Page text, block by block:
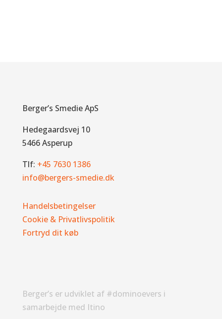
Berger’s Smedie ApS
Hedegaardsvej 10
5466 Asperup
Tlf: +45 7630 1386
info@bergers-smedie.dk
Handelsbetingelser
Cookie & Privatlivspolitik
Fortryd dit køb
Berger’s er udviklet af #dominoevers i
samarbejde med Itino